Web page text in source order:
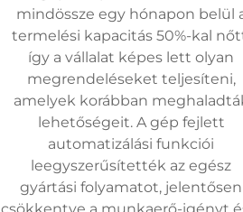
mindössze egy hónapon belül
termelési kapacitás 50%-kal
így a vállalat képes lett olyan
megrendeléseket teljesíteni,
amelyek korábban
lehetőségeit. A gép fejlett
automatizálási funkciói
leegyszerűsítették az egész
gyártási folyamatot, jelentősen